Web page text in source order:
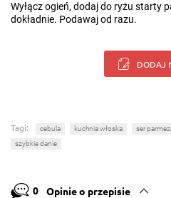
Wyłącz ogień, dodaj do ryżu starty
dokładnie. Podawaj od razu.
DODAJ
Tagi: cebula kuchnia włoska ser
szybkie danie
0 Opinie o przepisie